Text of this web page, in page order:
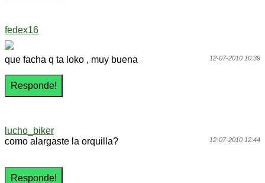
fedex16
12-07-2010 10:39
que facha q ta loko , muy buena
lucho_biker
12-07-2010 12:44
como alargaste la orquilla?